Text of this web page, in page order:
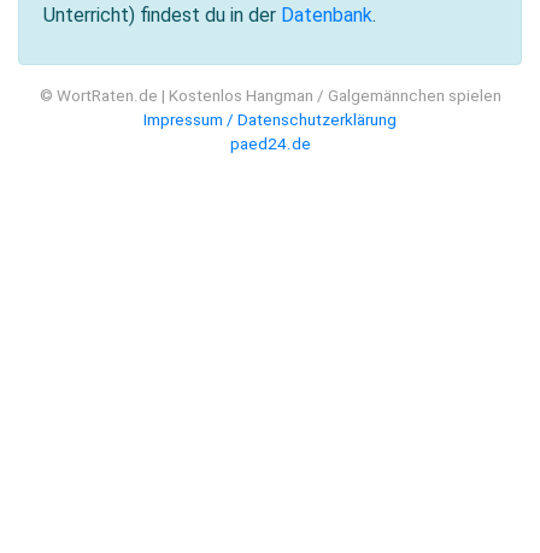
Unterricht) findest du in der Datenbank.
© WortRaten.de | Kostenlos Hangman / Galgemännchen spielen
Impressum / Datenschutzerklärung
paed24.de